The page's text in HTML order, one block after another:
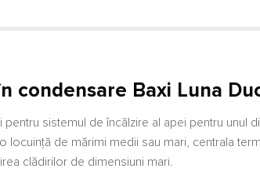
Baxi Luna
pentru sistemul de încălzire al apei pentru
locuință de mărimi medii sau mari, centrala
clădirilor de dimensiuni mari.